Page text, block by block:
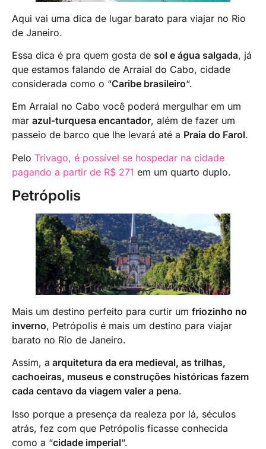
Aqui vai uma dica de lugar barato para viajar no Rio
de Janeiro.
Essa dica é pra quem gosta de sol e água salgada, já
que estamos falando de Arraial do Cabo, cidade
considerada como o “Caribe brasileiro“.
Em Arraial no Cabo você poderá mergulhar em um
mar azul-turquesa encantador, além de fazer um
passeio de barco que lhe levará até a Praia do Farol.
Pelo Trivago, é possível se hospedar na cidade
pagando a partir de R$ 271 em um quarto duplo.
Petrópolis
Mais um destino perfeito para curtir um friozinho no
inverno, Petrópolis é mais um destino para viajar
barato no Rio de Janeiro.
Assim, a arquitetura da era medieval, as trilhas,
cachoeiras, museus e construções históricas fazem
cada centavo da viagem valer a pena.
Isso porque a presença da realeza por lá, séculos
atrás, fez com que Petrópolis ficasse conhecida
como a “cidade imperial“.